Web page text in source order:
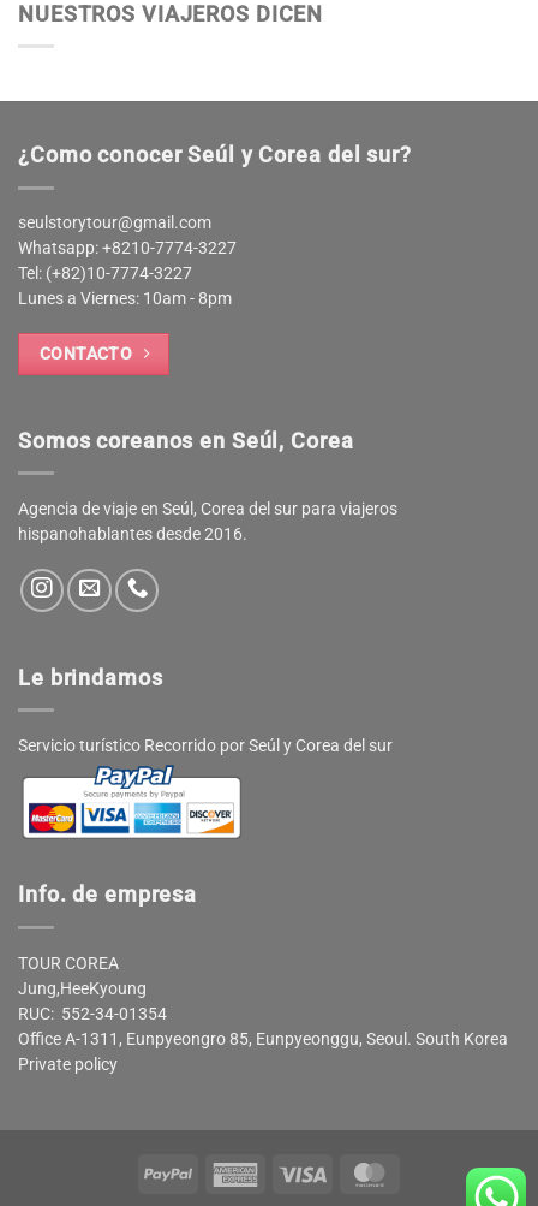
NUESTROS VIAJEROS DICEN
¿Como conocer Seúl y Corea del sur?
seulstorytour@gmail.com
Whatsapp: +8210-7774-3227
Tel: (+82)10-7774-3227
Lunes a Viernes: 10am - 8pm
CONTACTO
Somos coreanos en Seúl, Corea
Agencia de viaje en Seúl, Corea del sur para viajeros
hispanohablantes desde 2016.
Le brindamos
Servicio turístico Recorrido por Seúl y Corea del sur
Info. de empresa
TOUR COREA
Jung,HeeKyoung
RUC: 552-34-01354
Office A-1311, Eunpyeongro 85, Eunpyeonggu, Seoul. South Korea
Private policy